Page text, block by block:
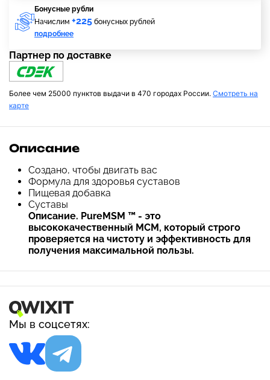
Бонусные рубли
Начислим +225 бонусных рублей
подробнее
Партнер по доставке
Более чем 25000 пунктов выдачи в 470 городах России. Смотреть на
карте
Описание
Создано, чтобы двигать вас
Формула для здоровья суставов
Пищевая добавка
Суставы
Описание. PureMSM ™ - это
высококачественный МСМ, который строго
проверяется на чистоту и эффективность для
получения максимальной пользы.
Мы в соцсетях: